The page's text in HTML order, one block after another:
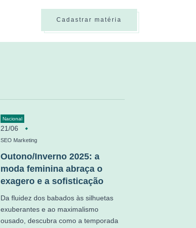
Cadastrar matéria
Nacional
21/06
SEO Marketing
Outono/Inverno 2025: a
moda feminina abraça o
exagero e a sofisticação
Da fluidez dos babados às silhuetas
exuberantes e ao maximalismo
ousado, descubra como a temporada